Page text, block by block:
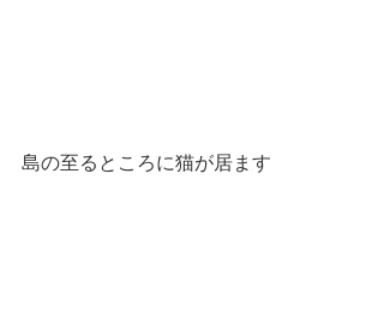
島の至るところに猫が居ます